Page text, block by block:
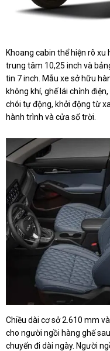
Khoang cabin thể hiện rõ
trung tâm 10,25 inch và
tin 7 inch. Mẫu xe sở hữu
không khí, ghế lái chỉnh
chói tự động, khởi động từ
hành trình và cửa sổ trời.
Chiều dài cơ sở 2.610 mm
cho người ngồi hàng ghế
chuyến đi dài ngày. Người